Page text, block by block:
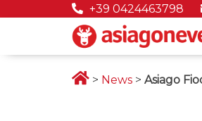
+39 0424463798
> News > Asiago